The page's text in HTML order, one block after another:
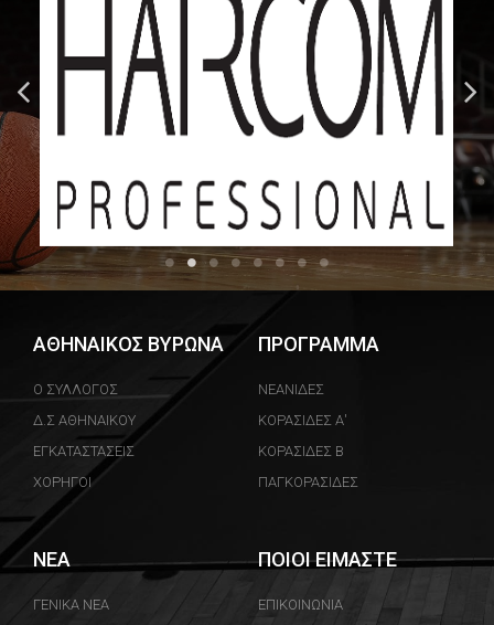
ΑΘΗΝΑΙΚΟΣ ΒΥΡΩΝΑ
Ο ΣΥΛΛΟΓΟΣ
Δ.Σ ΑΘΗΝΑΙΚΟΥ
ΕΓΚΑΤΑΣΤΑΣΕΙΣ
ΧΟΡΗΓΟΙ
ΠΡΟΓΡΑΜΜΑ
ΝΕΑΝΙΔΕΣ
ΚΟΡΑΣΙΔΕΣ Α'
ΚΟΡΑΣΙΔΕΣ Β
ΠΑΓΚΟΡΑΣΙΔΕΣ
ΝΕΑ
ΓΕΝΙΚΑ ΝΕΑ
ΠΟΙΟΙ ΕΙΜΑΣΤΕ
ΕΠΙΚΟΙΝΩΝΙΑ